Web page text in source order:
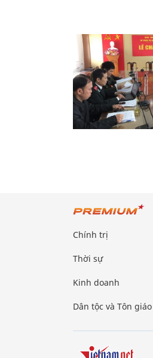
Chính trị
Thời sự
Kinh doanh
Dân tộc và Tôn giáo